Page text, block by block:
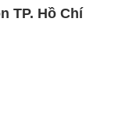
TP. Hồ Chí